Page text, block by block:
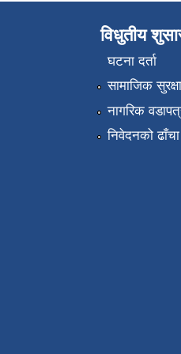
विधुतीय
घटना दर्ता
सामाजिक सुरक्षा
नागरिक
निवेदनको ढाँचा